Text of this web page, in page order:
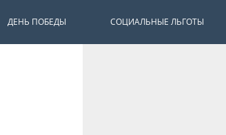
ДЕНЬ ПОБЕДЫ СОЦИАЛЬНЫЕ ЛЬГОТЫ